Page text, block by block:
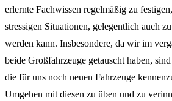
erlernte Fachwissen regelmäßig zu
stressigen Situationen, gelegentlich auch
werden kann. Insbesondere, da wir im
beide Großfahrzeuge getauscht haben,
die für uns noch neuen Fahrzeuge
Umgehen mit diesen zu üben und zu